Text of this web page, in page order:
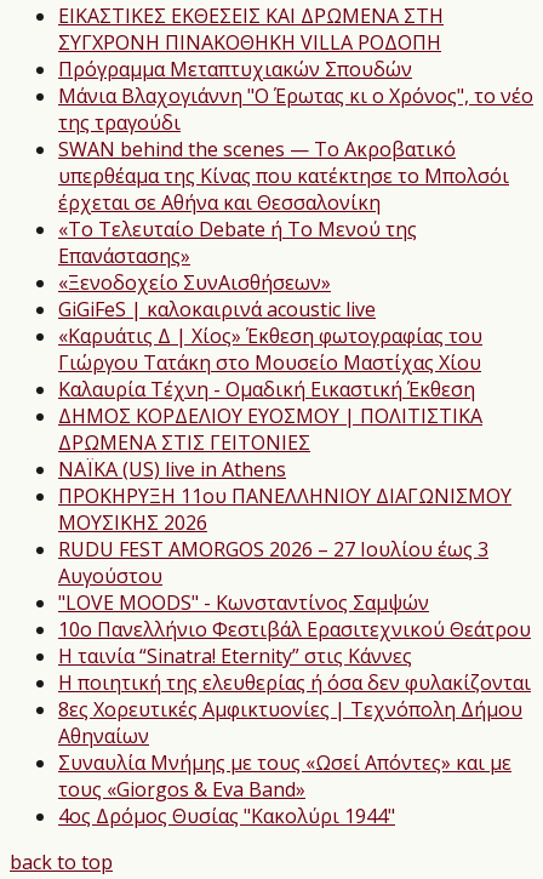
ΕΙΚΑΣΤΙΚΕΣ ΕΚΘΕΣΕΙΣ ΚΑΙ ΔΡΩΜΕΝΑ ΣΤΗ
ΣΥΓΧΡΟΝΗ ΠΙΝΑΚΟΘΗΚΗ VILLA ΡΟΔΟΠΗ
Πρόγραμμα Μεταπτυχιακών Σπουδών
Μάνια Βλαχογιάννη "Ο Έρωτας κι ο Χρόνος", το νέο
της τραγούδι
SWAN behind the scenes — Το Ακροβατικό
υπερθέαμα της Κίνας που κατέκτησε το Μπολσόι
έρχεται σε Αθήνα και Θεσσαλονίκη
«Το Τελευταίο Debate ή Το Μενού της
Επανάστασης»
«Ξενοδοχείο ΣυνΑισθήσεων»
GiGiFeS | καλοκαιρινά acoustic live
«Καρυάτις Δ | Χίος» Έκθεση φωτογραφίας του
Γιώργου Τατάκη στο Μουσείο Μαστίχας Χίου
Καλαυρία Τέχνη - Ομαδική Εικαστική Έκθεση
ΔΗΜΟΣ ΚΟΡΔΕΛΙΟΥ ΕΥΟΣΜΟΥ | ΠΟΛΙΤΙΣΤΙΚΑ
ΔΡΩΜΕΝΑ ΣΤΙΣ ΓΕΙΤΟΝΙΕΣ
NAΪKA (US) live in Athens
ΠΡΟΚΗΡΥΞΗ 11ου ΠΑΝΕΛΛΗΝΙΟΥ ΔΙΑΓΩΝΙΣΜΟΥ
ΜΟΥΣΙΚΗΣ 2026
RUDU FEST AMORGOS 2026 – 27 Ιουλίου έως 3
Αυγούστου
"LOVE MOODS" - Κωνσταντίνος Σαμψών
10ο Πανελλήνιο Φεστιβάλ Ερασιτεχνικού Θεάτρου
Η ταινία “Sinatra! Eternity” στις Κάννες
Η ποιητική της ελευθερίας ή όσα δεν φυλακίζονται
8ες Χορευτικές Αμφικτυονίες | Τεχνόπολη Δήμου
Αθηναίων
Συναυλία Μνήμης με τους «Ωσεί Απόντες» και με
τους «Giorgos & Eva Band»
4ος Δρόμος Θυσίας "Κακολύρι 1944"
back to top